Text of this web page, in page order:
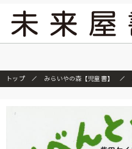
トップ みらいやの森【児童書】